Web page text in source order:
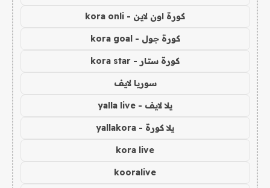
كورة اون لاين - kora onli
كورة جول - kora goal
كورة ستار - kora star
سوريا لايف
يلا لايف - yalla live
يلا كورة - yallakora
kora live
kooralive